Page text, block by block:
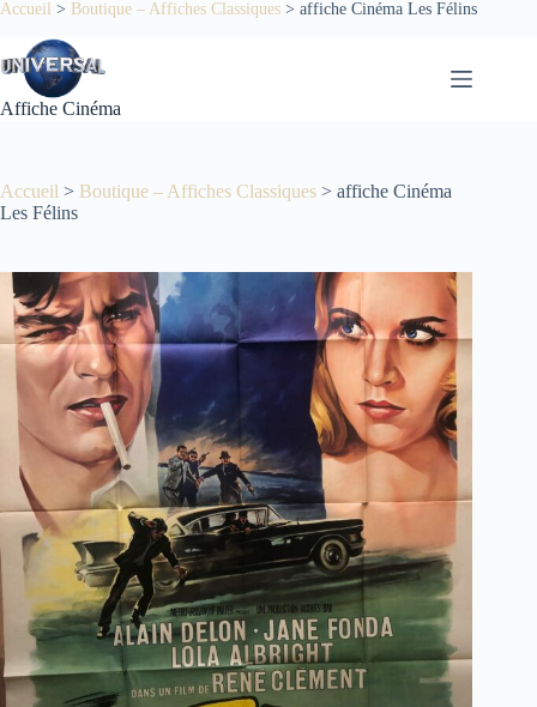
Passer
contenu
Accueil > Boutique – Affiches Classiques > affiche Cinéma Les Félins
Affiche Cinéma
Accueil > Boutique – Affiches Classiques > affiche Cinéma
Les Félins